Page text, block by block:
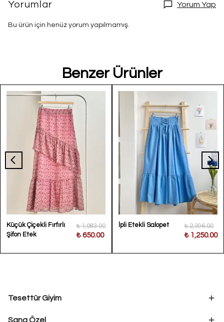
Yorumlar Yorum Yap
Bu ürün için henüz yorum yapılmamış.
Benzer Ürünler
Küçük Çiçekli Fırfırlı
Şifon Etek
₺ 1,083.00
₺ 650.00
İpli Etekli Salopet ₺ 2,396.00
₺ 1,250.00
Tesettür Giyim
Sana Özel